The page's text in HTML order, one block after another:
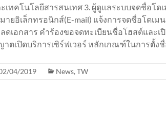
เทคโนโลยีสารสนเทศ 3. ผู้ดูแลระบบจดชื่อโด
ายอิเล็กทรอนิกส์(E-mail) แจ้งการจดชื่อโดเม
ดเอกสาร คำร้องขอจดทะเบียนชื่อโฮสต์และเปิ
ตเปิดบริการเซิร์ฟเวอร์ หลักเกณฑ์ในการตั้ง
04/2019 News, TW